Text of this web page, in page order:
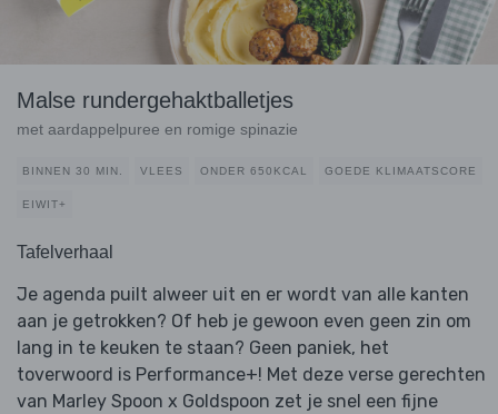
Malse rundergehaktballetjes
met aardappelpuree en romige spinazie
BINNEN 30 MIN. VLEES ONDER 650KCAL GOEDE KLIMAATSCORE
EIWIT+
Tafelverhaal
Je agenda puilt alweer uit en er wordt van alle kanten
aan je getrokken? Of heb je gewoon even geen zin om
lang in te keuken te staan? Geen paniek, het
toverwoord is Performance+! Met deze verse gerechten
van Marley Spoon x Goldspoon zet je snel een fijne